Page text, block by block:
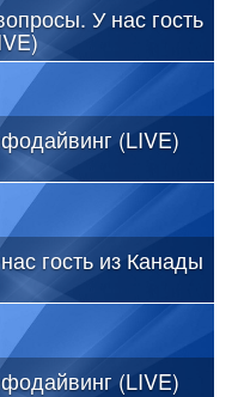
У нас гость
(LIVE)
гость из Канады
(LIVE)